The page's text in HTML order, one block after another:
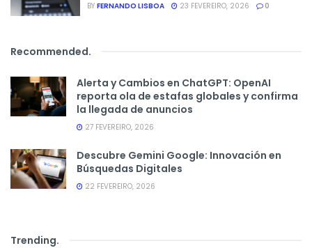
BY FERNANDO LISBOA 23 FEVEREIRO, 2026 0
Recommended.
Alerta y Cambios en ChatGPT: OpenAI
reporta ola de estafas globales y confirma
la llegada de anuncios
27 FEVEREIRO, 2026
Descubre Gemini Google: Innovación en
Búsquedas Digitales
22 FEVEREIRO, 2026
Trending.